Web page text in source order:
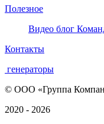
Полезное
Видео блог
Контакты
генераторы
© ООО «Группа
2020 - 2026